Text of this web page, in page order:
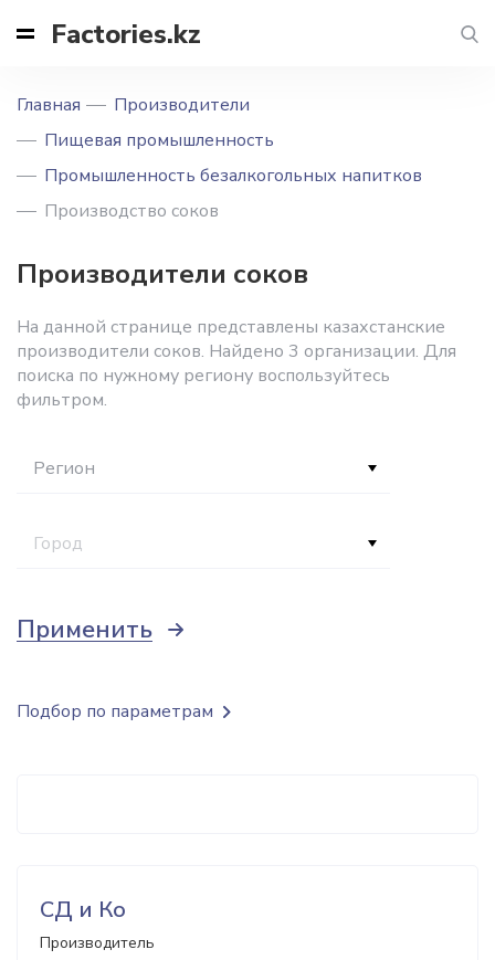
Factories.kz
Главная
Производители
Пищевая промышленность
Промышленность безалкогольных напитков
Производство соков
Производители соков
На данной странице представлены казахстанские
производители соков. Найдено 3 организации. Для
поиска по нужному региону воспользуйтесь
фильтром.
Регион
Город
Применить
СД и Ко
Производитель
Подбор по параметрам